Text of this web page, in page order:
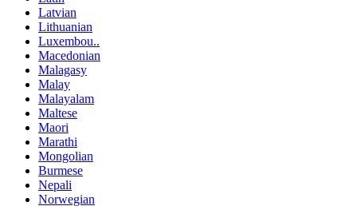
Latvian
Lithuanian
Luxembou..
Macedonian
Malagasy
Malay
Malayalam
Maltese
Maori
Marathi
Mongolian
Burmese
Nepali
Norwegian